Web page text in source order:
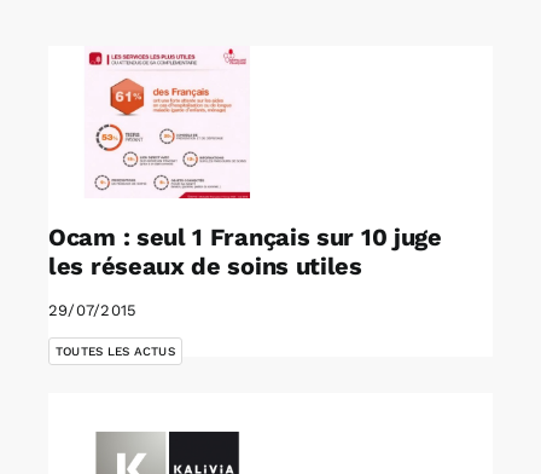
Rechercher:
Annonces emploi
Ocam : seul 1 Français sur 10 juge
les réseaux de soins utiles
29/07/2015
TOUTES LES ACTUS